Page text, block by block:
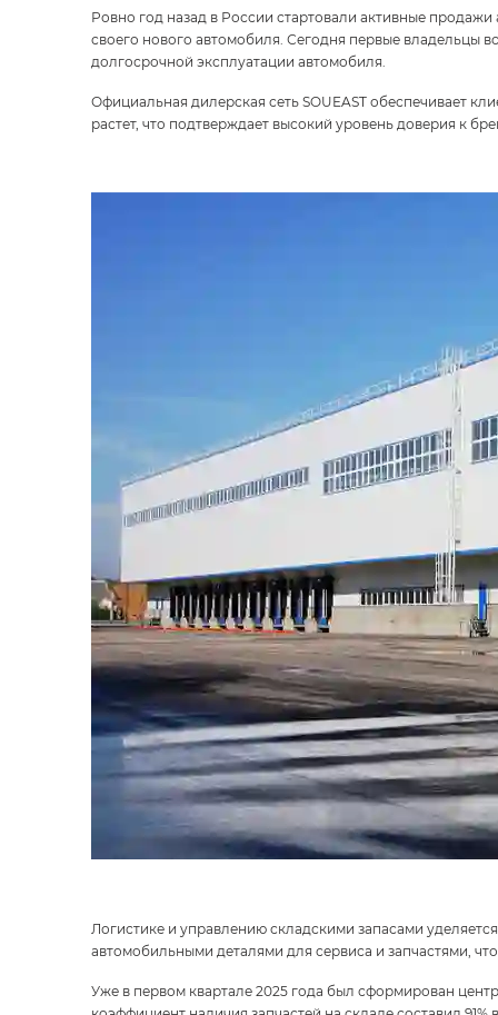
Ровно год назад в России стартовали активные
своего нового автомобиля. Сегодня первые владельцы
долгосрочной эксплуатации автомобиля.
Официальная дилерская сеть SOUEAST обеспечивает
растет, что подтверждает высокий уровень доверия к
Логистике и управлению складскими запасами
автомобильными деталями для сервиса и запчастями,
Уже в первом квартале 2025 года был сформирован